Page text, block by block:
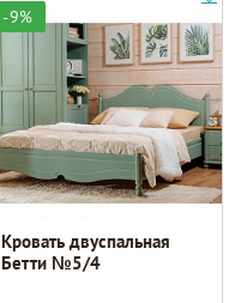
-9%
Кровать двуспальная
Бетти №5/4